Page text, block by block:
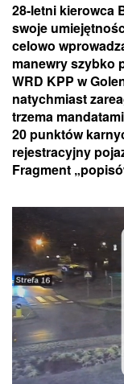
28-letni kierowca
swoje
celowo
manewry szybko
WRD KPP w
natychmiast
trzema
20 punktów
rejestracyjny
Fragment